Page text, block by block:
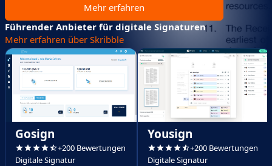
Mehr erfahren
Führender Anbieter für digitale Signaturen
Mehr erfahren über Skribble
Gosign
+200 Bewertungen
Digitale Signatur
Yousign
+200 Bewertungen
Digitale Signatur